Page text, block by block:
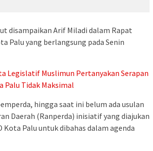
disampaikan Arif Miladi dalam Rapat
Palu yang berlangsung pada Senin
Legislatif Muslimun Pertanyakan Serapan
Palu Tidak Maksimal
hingga saat ini belum ada usulan
Daerah (Ranperda) inisiatif yang diajukan
Kota Palu untuk dibahas dalam agenda